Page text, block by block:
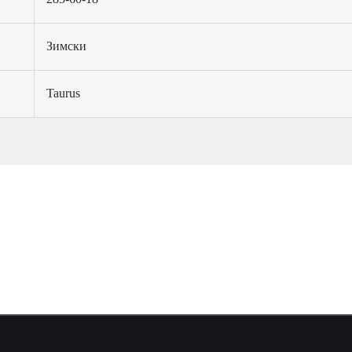
Зимски
Taurus